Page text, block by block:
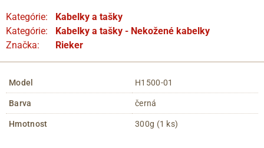
Kategórie:
Kabelky a tašky
Kategórie:
Kabelky a tašky - Nekožené kabelky
Značka:
Rieker
Model H1500-01
Barva černá
Hmotnost 300g (1 ks)